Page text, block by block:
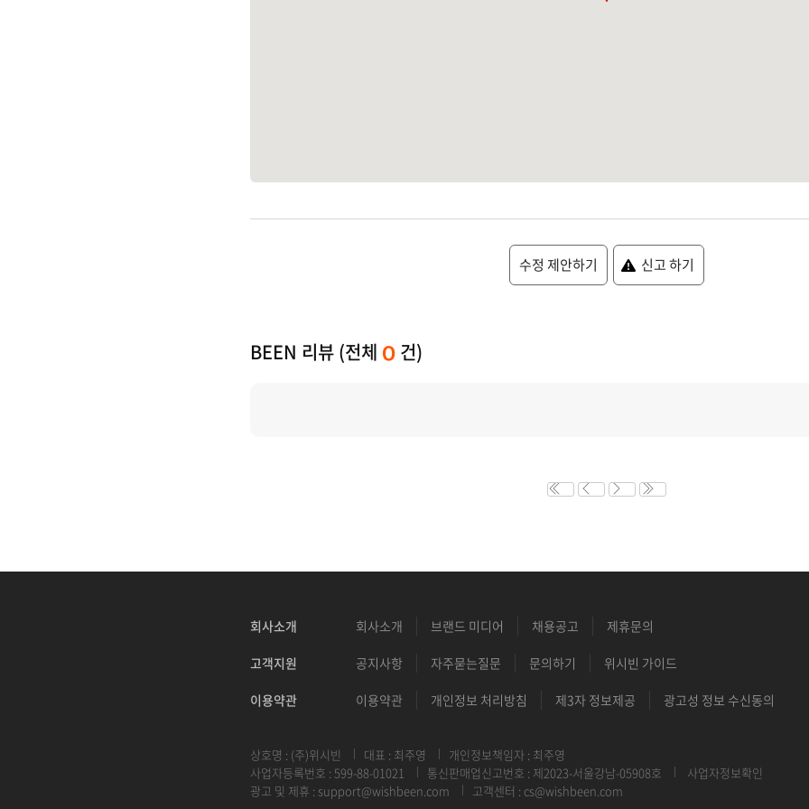
수정 제안하기 신고 하기
BEEN 리뷰 (전체 0 건)
회사소개 회사소개 브랜드 미디어 채용공고 제휴문의
고객지원 공지사항 자주묻는질문 문의하기 위시빈 가이드
이용약관 이용약관 개인정보 처리방침 제3자 정보제공 광고성 정보 수신동의
상호명 : (주)위시빈 대표 : 최주영
개인정보책임자 : 최주영
사업자등록번호 : 599-88-01021
통신판매업신고번호 : 제2023-서울강남-05908호
사업자정보확인
광고 및 제휴 : support@wishbeen.com 고객센터 : cs@wishbeen.com